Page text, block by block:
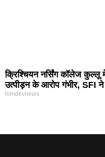
क्रिश्चियन नर्सिंग कॉलेज
उत्पीड़न के आरोप गंभीर, SFI ने
himdevnews